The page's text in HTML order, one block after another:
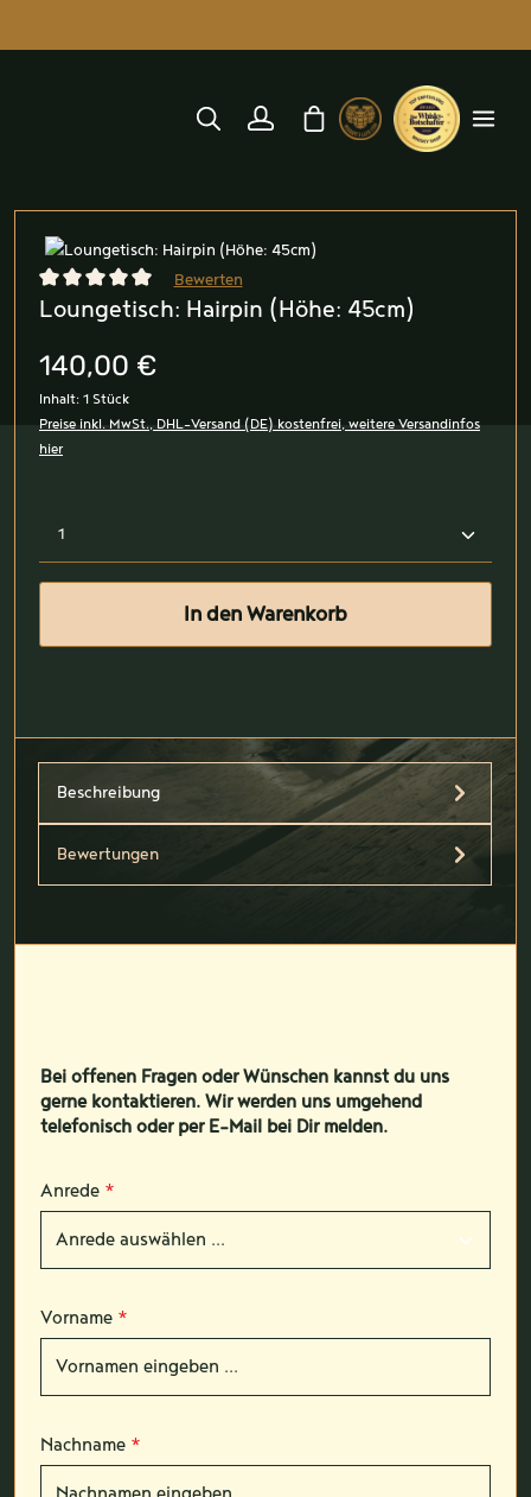
Warenkorb enthält 0
Bildergalerie überspringen
Durchschnittliche Bewertung von 0 von 5 Sternen
Bewerten
Loungetisch: Hairpin (Höhe: 45cm)
140,00 €
Inhalt: 1 Stück
Preise inkl. MwSt., DHL-Versand (DE) kostenfrei, weitere Versandinfos
hier
Produkt Anzahl: Gib den gewünschten Wert ein oder
In den Warenkorb
Beschreibung
Bewertungen
Bei offenen Fragen oder Wünschen kannst du uns
gerne kontaktieren. Wir werden uns umgehend
telefonisch oder per E-Mail bei Dir melden.
Anrede *
Vorname *
Nachname *